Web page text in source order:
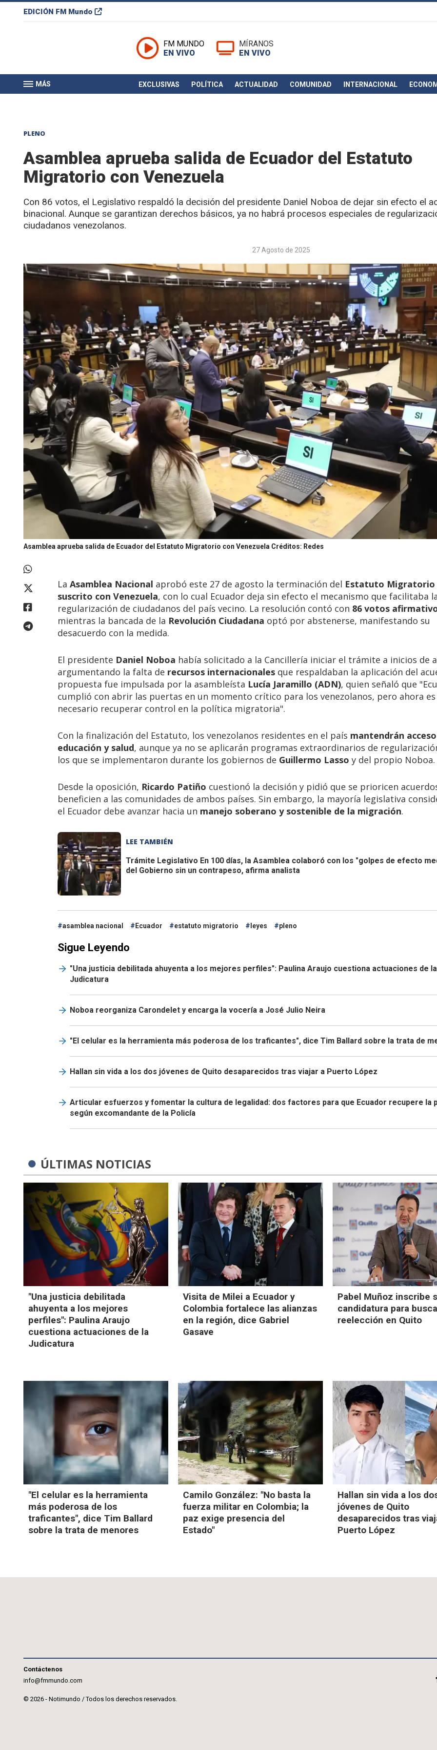
EDICIÓN FM Mundo
FM MUNDO
EN VIVO
MÍRANOS
EN VIVO
MÁS EXCLUSIVAS POLÍTICA ACTUALIDAD COMUNIDAD INTERNACIONAL
PLENO
Asamblea aprueba salida de Ecuador del Estatuto
Migratorio con Venezuela
Con 86 votos, el Legislativo respaldó la decisión del presidente Daniel Noboa de dejar sin efecto el
binacional. Aunque se garantizan derechos básicos, ya no habrá procesos especiales de
ciudadanos venezolanos.
27 Agosto de 2025
Asamblea aprueba salida de Ecuador del Estatuto Migratorio con Venezuela Créditos: Redes
La Asamblea Nacional aprobó este 27 de agosto la terminación del Estatuto Migratorio
suscrito con Venezuela, con lo cual Ecuador deja sin efecto el mecanismo que facilitaba
regularización de ciudadanos del país vecino. La resolución contó con 86 votos
mientras la bancada de la Revolución Ciudadana optó por abstenerse, manifestando su
desacuerdo con la medida.
El presidente Daniel Noboa había solicitado a la Cancillería iniciar el trámite a inicios de
argumentando la falta de recursos internacionales que respaldaban la aplicación del
propuesta fue impulsada por la asambleísta Lucía Jaramillo (ADN), quien señaló que
cumplió con abrir las puertas en un momento crítico para los venezolanos, pero ahora es
necesario recuperar control en la política migratoria".
Con la finalización del Estatuto, los venezolanos residentes en el país mantendrán
educación y salud, aunque ya no se aplicarán programas extraordinarios de
los que se implementaron durante los gobiernos de Guillermo Lasso y del propio Noboa.
Desde la oposición, Ricardo Patiño cuestionó la decisión y pidió que se prioricen
beneficien a las comunidades de ambos países. Sin embargo, la mayoría legislativa
el Ecuador debe avanzar hacia un manejo soberano y sostenible de la migración.
LEE TAMBIÉN
Trámite Legislativo En 100 días, la Asamblea colaboró con los "golpes de efecto
del Gobierno sin un contrapeso, afirma analista
asamblea nacional Ecuador estatuto migratorio leyes pleno
Sigue Leyendo
"Una justicia debilitada ahuyenta a los mejores perfiles": Paulina Araujo cuestiona actuaciones de la
Judicatura
Noboa reorganiza Carondelet y encarga la vocería a José Julio Neira
"El celular es la herramienta más poderosa de los traficantes", dice Tim Ballard sobre la trata de
Hallan sin vida a los dos jóvenes de Quito desaparecidos tras viajar a Puerto López
Articular esfuerzos y fomentar la cultura de legalidad: dos factores para que Ecuador recupere la
según excomandante de la Policía
ÚLTIMAS NOTICIAS
"Una justicia debilitada
ahuyenta a los mejores
perfiles": Paulina Araujo
cuestiona actuaciones de la
Judicatura
Visita de Milei a Ecuador y
Colombia fortalece las alianzas
en la región, dice Gabriel
Gasave
Pabel Muñoz inscribe
candidatura para
reelección en Quito
"El celular es la herramienta
más poderosa de los
traficantes", dice Tim Ballard
sobre la trata de menores
Camilo González: "No basta la
fuerza militar en Colombia; la
paz exige presencia del
Estado"
Hallan sin vida a los
jóvenes de Quito
desaparecidos tras
Puerto López
Contáctenos
info@fmmundo.com
© 2026 - Notimundo / Todos los derechos reservados.